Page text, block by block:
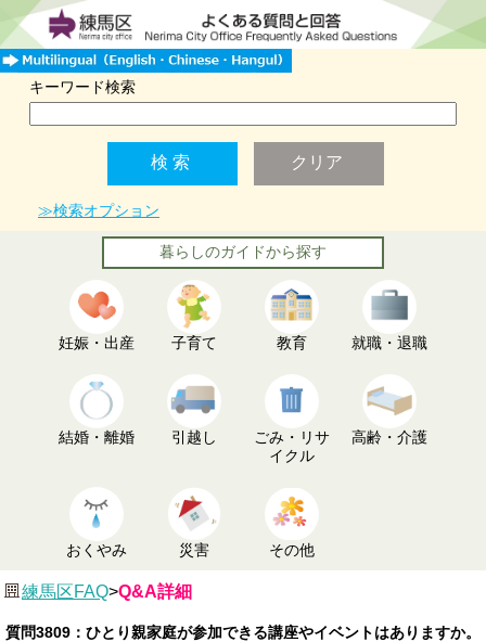
キーワード検索
≫検索オプション
暮らしのガイドから探す
妊娠・出産 子育て 教育 就職・退職
結婚・離婚 引越し
ごみ・リサ
イクル
高齢・介護
おくやみ 災害 その他
練馬区FAQ>Q&A詳細
質問3809：ひとり親家庭が参加できる講座やイベントはありますか。